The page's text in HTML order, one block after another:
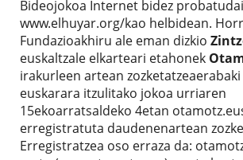
Bideojokoa Internet bidez
www.elhuyar.org/kao helbidean.
Fundazioakhiru ale eman dizkio
euskaltzale elkarteari etahonek
irakurleen artean
euskarara itzulitako jokoa urriaren
15ekoarratsaldeko 4etan
erregistratuta daudenenartean
Erregistratzea oso erraza da: